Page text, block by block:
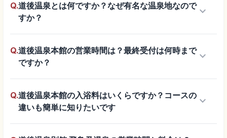
Q.道後温泉とは何ですか？なぜ有名な温泉地なので
すか？
keyboard_arrow_down
Q.道後温泉本館の営業時間は？最終受付は何時まで
ですか？
keyboard_arrow_down
Q.道後温泉本館の入浴料はいくらですか？コースの
違いも簡単に知りたいです
keyboard_arrow_down